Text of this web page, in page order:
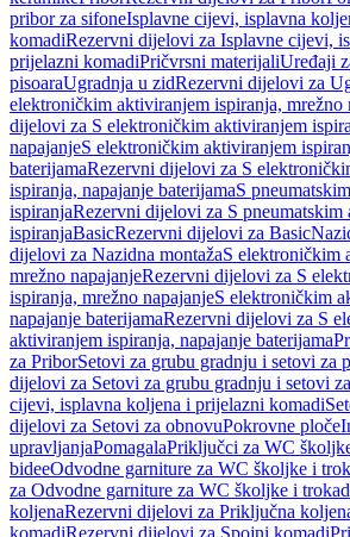
pribor za sifoneIsplavne cijevi, isplavna
komadiRezervni dijelovi za Isplavne cijevi,
prijelazni komadiPričvrsni materijaliUređaji
pisoaraUgradnja u zidRezervni dijelovi za
elektroničkim aktiviranjem ispiranja, mrežno
dijelovi za S elektroničkim aktiviranjem
napajanjeS elektroničkim aktiviranjem
baterijamaRezervni dijelovi za S
ispiranja, napajanje baterijamaS
ispiranjaRezervni dijelovi za S pneumatskim
ispiranjaBasicRezervni dijelovi za Basic
dijelovi za Nazidna montažaS elektroničkim
mrežno napajanjeRezervni dijelovi za S
ispiranja, mrežno napajanjeS elektroničkim
napajanje baterijamaRezervni dijelovi za S
aktiviranjem ispiranja, napajanje baterijama
za PriborSetovi za grubu gradnju i setovi za
dijelovi za Setovi za grubu gradnju i setovi
cijevi, isplavna koljena i prijelazni komadi
dijelovi za Setovi za obnovuPokrovne ploče
upravljanjaPomagalaPriključci za WC
bideeOdvodne garniture za WC školjke i
za Odvodne garniture za WC školjke i
koljenaRezervni dijelovi za Priključna
komadiRezervni dijelovi za Spojni komadi